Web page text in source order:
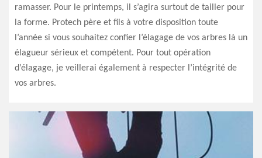
ramasser. Pour le printemps, il s’agira surtout de tailler pour
la forme. Protech père et fils à votre disposition toute
l’année si vous souhaitez confier l’élagage de vos arbres là un
élagueur sérieux et compétent. Pour tout opération
d’élagage, je veillerai également à respecter l’intégrité de
vos arbres.